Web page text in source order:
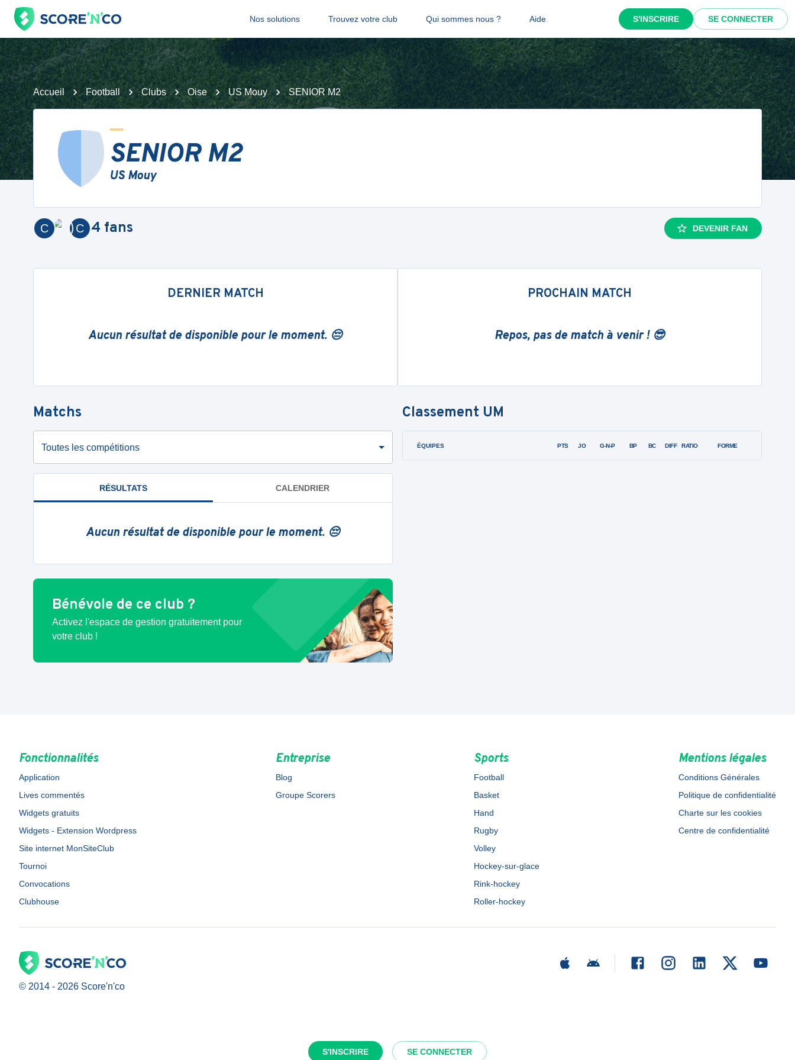
Nos solutions Trouvez votre club Qui sommes nous ? Aide S'INSCRIRE SE CONNECTER
S'INSCRIRE SE CONNECTER
Accueil Football Clubs Oise US Mouy SENIOR M2
SENIOR M2
US Mouy
C
C 4 fans DEVENIR FAN
DERNIER MATCH
Aucun résultat de disponible pour le moment. 😔
PROCHAIN MATCH
Repos, pas de match à venir ! 😎
Matchs
Toutes les compétitions
RÉSULTATS CALENDRIER
Aucun résultat de disponible pour le moment. 😔
Bénévole de ce club ?
Activez l'espace de gestion gratuitement pour
votre club !
Classement UM
ÉQUIPES PTS JO G-N-P BP BC DIFF RATIO FORME
Fonctionnalités
Application
Lives commentés
Widgets gratuits
Widgets - Extension Wordpress
Site internet MonSiteClub
Tournoi
Convocations
Clubhouse
Entreprise
Blog
Groupe Scorers
Sports
Football
Basket
Hand
Rugby
Volley
Hockey-sur-glace
Rink-hockey
Roller-hockey
Mentions légales
Conditions Générales
Politique de confidentialité
Charte sur les cookies
Centre de confidentialité
© 2014 - 2026 Score'n'co